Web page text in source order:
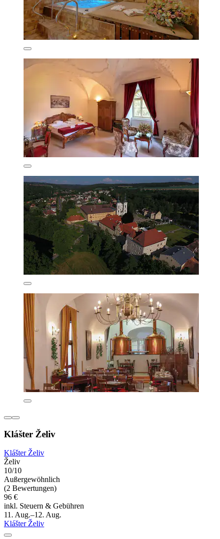
Klášter Želiv
Klášter Želiv
Želiv
10/10
Außergewöhnlich
(2 Bewertungen)
96 €
inkl. Steuern & Gebühren
11. Aug.–12. Aug.
Klášter Želiv